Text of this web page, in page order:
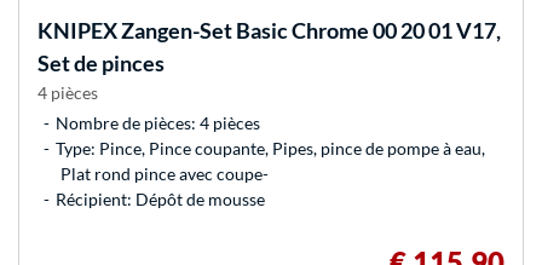
KNIPEXZangen-Set Basic Chrome 00 20 01 V17,
Set de pinces
4 pièces
Nombre de pièces: 4 pièces
Type: Pince, Pince coupante, Pipes, pince de pompe à eau,
Plat rond pince avec coupe-
Récipient: Dépôt de mousse